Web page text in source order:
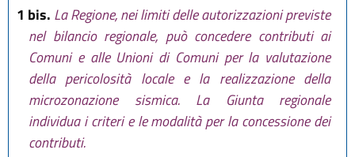
1 bis. La Regione, nei limiti delle autorizzazioni previste
nel bilancio regionale, può concedere contributi ai
Comuni e alle Unioni di Comuni per la valutazione
della pericolosità locale e la realizzazione della
microzonazione sismica. La Giunta regionale
individua i criteri e le modalità per la concessione dei
contributi.